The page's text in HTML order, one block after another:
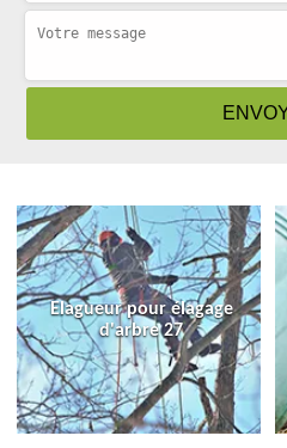
Elagueur pour élagage
d'arbre 27